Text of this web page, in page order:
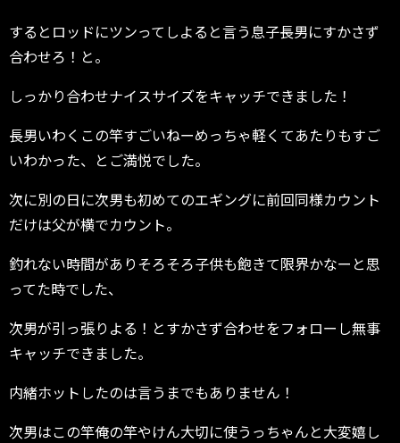
するとロッドにツンってしよると言う息子長男にすかさず
合わせろ！と。
しっかり合わせナイスサイズをキャッチできました！
長男いわくこの竿すごいねーめっちゃ軽くてあたりもすご
いわかった、とご満悦でした。
次に別の日に次男も初めてのエギングに前回同様カウント
だけは父が横でカウント。
釣れない時間がありそろそろ子供も飽きて限界かなーと思
ってた時でした、
次男が引っ張りよる！とすかさず合わせをフォローし無事
キャッチできました。
内緒ホットしたのは言うまでもありません！
次男はこの竿俺の竿やけん大切に使うっちゃんと大変嬉し